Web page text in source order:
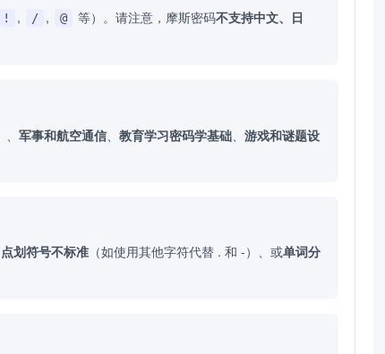
! , / , @ 等）。请注意，摩斯密码不支持中文、日
军事和航空通信 教育学习密码学基础
游戏和谜题设
点划符号不标准 （如使用其他字符代替 . 和 -）、或单词分